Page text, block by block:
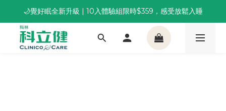
董事長推薦保養組合｜體驗價 $1,800 起，最高享 6 折
🌙覺好眠全新升級 | 10入體驗組限時$359，感受放鬆入睡
董事長推薦保養組合｜體驗價 $1,800 起，最高享 6 折